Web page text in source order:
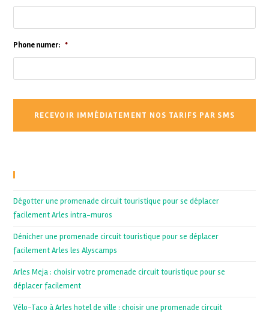
Phone numer: *
Dégotter une promenade circuit touristique pour se déplacer
facilement Arles intra-muros
Dénicher une promenade circuit touristique pour se déplacer
facilement Arles les Alyscamps
Arles Meja : choisir votre promenade circuit touristique pour se
déplacer facilement
Vélo-Taco à Arles hotel de ville : choisir une promenade circuit